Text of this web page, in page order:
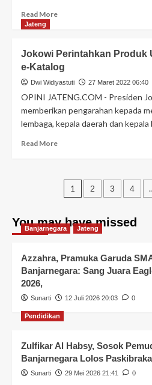
Read More
Jateng
Jokowi Perintahkan Produk
e-Katalog
Dwi Widiyastuti 27 Maret 2022 06:40
OPINI JATENG.COM - Presiden
memberikan pengarahan kepada
lembaga, kepala daerah dan
Read More
1 2 3 4
You may have missed
Banjarnegara Jateng
Azzahra, Pramuka Garuda
Banjarnegara: Sang Juara
2026,
Sunarti 12 Juli 2026 20:03 0
Pendidikan
Zulfikar Al Habsy, Sosok
Banjarnegara Lolos
Sunarti 29 Mei 2026 21:41 0